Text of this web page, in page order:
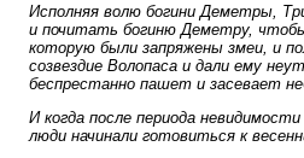
Исполняя волю богини Деметры,
и почитать богиню Деметру,
которую были запряжены змеи, и
созвездие Волопаса и дали ему
беспрестанно пашет и засевает
И когда после периода
люди начинали готовиться к